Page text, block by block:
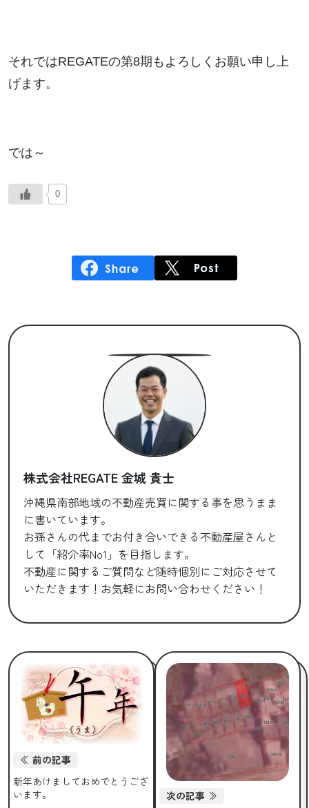
それではREGATEの第8期もよろしくお願い申し上
げます。
では～
0
株式会社REGATE 金城 貴士
沖縄県南部地域の不動産売買に関する事を思うまま
に書いています。
お孫さんの代までお付き合いできる不動産屋さんと
して「紹介率No1」を目指します。
不動産に関するご質問など随時個別にご対応させて
いただきます！お気軽にお問い合わせください！
前の記事
新年あけましておめでとうござ
います。
次の記事